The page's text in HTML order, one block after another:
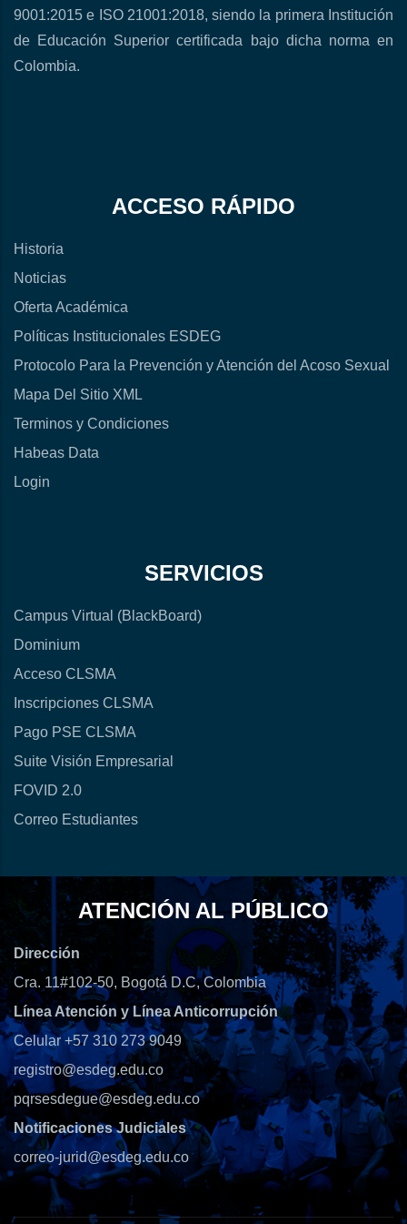
9001:2015 e ISO 21001:2018, siendo la primera Institución
de Educación Superior certificada bajo dicha norma en
Colombia.
ACCESO RÁPIDO
Historia
Noticias
Oferta Académica
Políticas Institucionales ESDEG
Protocolo Para la Prevención y Atención del Acoso Sexual
Mapa Del Sitio XML
Terminos y Condiciones
Habeas Data
Login
SERVICIOS
Campus Virtual (BlackBoard)
Dominium
Acceso CLSMA
Inscripciones CLSMA
Pago PSE CLSMA
Suite Visión Empresarial
FOVID 2.0
Correo Estudiantes
ATENCIÓN AL PÚBLICO
Dirección
Cra. 11#102-50, Bogotá D.C, Colombia
Línea Atención y Línea Anticorrupción
Celular +57 310 273 9049
registro@esdeg.edu.co
pqrsesdegue@esdeg.edu.co
Notificaciones Judiciales
correo-jurid@esdeg.edu.co